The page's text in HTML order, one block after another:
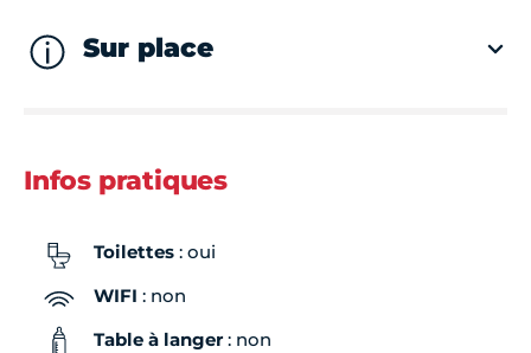
Sur place
Infos pratiques
Toilettes : oui
WIFI : non
Table à langer: non